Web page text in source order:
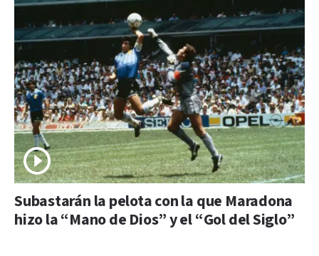
Subastarán la pelota con la que Maradona
hizo la “Mano de Dios” y el “Gol del Siglo”